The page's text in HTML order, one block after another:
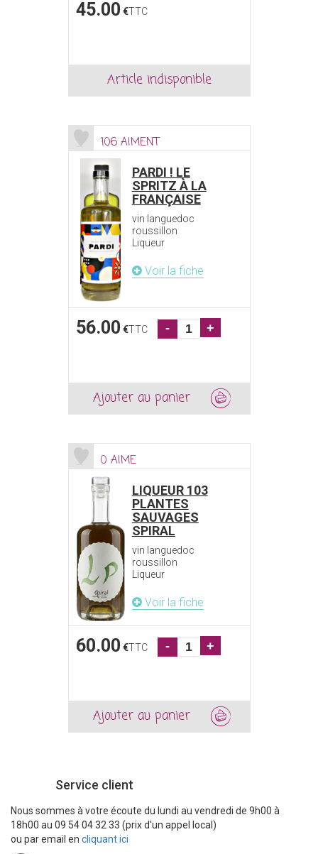
45.00 €TTC
Article indisponible
106 AIMENT
PARDI ! LE
SPRITZ À LA
FRANÇAISE
vin languedoc
roussillon
Liqueur
Voir la fiche
56.00 €TTC - +
Ajouter au panier
0 AIME
LIQUEUR 103
PLANTES
SAUVAGES
SPIRAL
vin languedoc
roussillon
Liqueur
Voir la fiche
60.00 €TTC - +
Ajouter au panier
Service client
Nous sommes à votre écoute du lundi au vendredi de 9h00 à
18h00 au 09 54 04 32 33 (prix d'un appel local)
ou par email en cliquant ici